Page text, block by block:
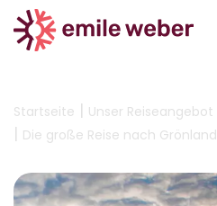
Startseite | Unser Reiseangebot
| Die große Reise nach Grönland